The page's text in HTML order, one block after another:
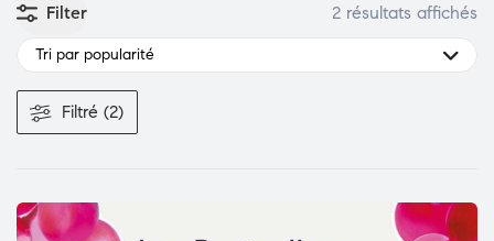
Filter 2 résultats affichés
Tri par popularité
Filtré (2)